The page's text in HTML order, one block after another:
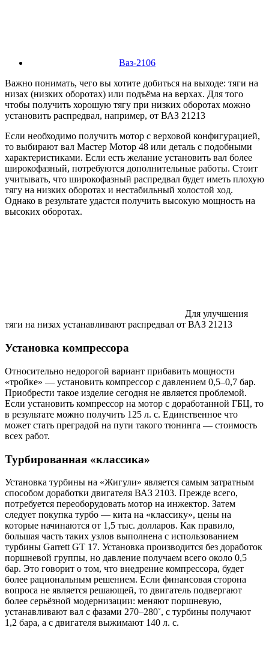
Ваз-2106
Важно понимать, чего вы хотите добиться на выходе: тяги на
низах (низких оборотах) или подъёма на верхах. Для того
чтобы получить хорошую тягу при низких оборотах можно
установить распредвал, например, от ВАЗ 21213
Если необходимо получить мотор с верховой конфигурацией,
то выбирают вал Мастер Мотор 48 или деталь с подобными
характеристиками. Если есть желание установить вал более
широкофазный, потребуются дополнительные работы. Стоит
учитывать, что широкофазный распредвал будет иметь плохую
тягу на низких оборотах и нестабильный холостой ход.
Однако в результате удастся получить высокую мощность на
высоких оборотах.
Для улучшения
тяги на низах устанавливают распредвал от ВАЗ 21213
Установка компрессора
Относительно недорогой вариант прибавить мощности
«тройке» — установить компрессор с давлением 0,5–0,7 бар.
Приобрести такое изделие сегодня не является проблемой.
Если установить компрессор на мотор с доработанной ГБЦ, то
в результате можно получить 125 л. с. Единственное что
может стать преградой на пути такого тюнинга — стоимость
всех работ.
Турбированная «классика»
Установка турбины на «Жигули» является самым затратным
способом доработки двигателя ВАЗ 2103. Прежде всего,
потребуется переоборудовать мотор на инжектор. Затем
следует покупка турбо — кита на «классику», цены на
которые начинаются от 1,5 тыс. долларов. Как правило,
большая часть таких узлов выполнена с использованием
турбины Garrett GT 17. Установка производится без доработок
поршневой группы, но давление получаем всего около 0,5
бар. Это говорит о том, что внедрение компрессора, будет
более рациональным решением. Если финансовая сторона
вопроса не является решающей, то двигатель подвергают
более серьёзной модернизации: меняют поршневую,
устанавливают вал с фазами 270–280˚, с турбины получают
1,2 бара, а с двигателя выжимают 140 л. с.